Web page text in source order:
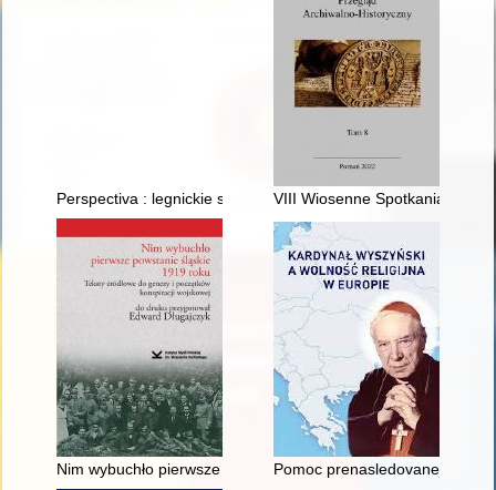
Perspectiva : legnickie studia teologiczno-historyczne. R. 20,
VIII Wiosenne Spotkania
Nim wybuchło pierwsze powstanie śląskie 1919 roku : teksty
Pomoc prenasledovanej Cirkvi